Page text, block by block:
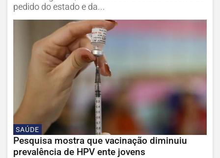
pedido do estado e da...
SAÚDE
Pesquisa mostra que vacinação diminuiu
prevalência de HPV ente jovens